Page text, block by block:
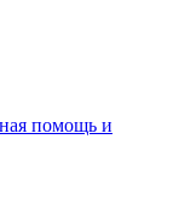
помощь и